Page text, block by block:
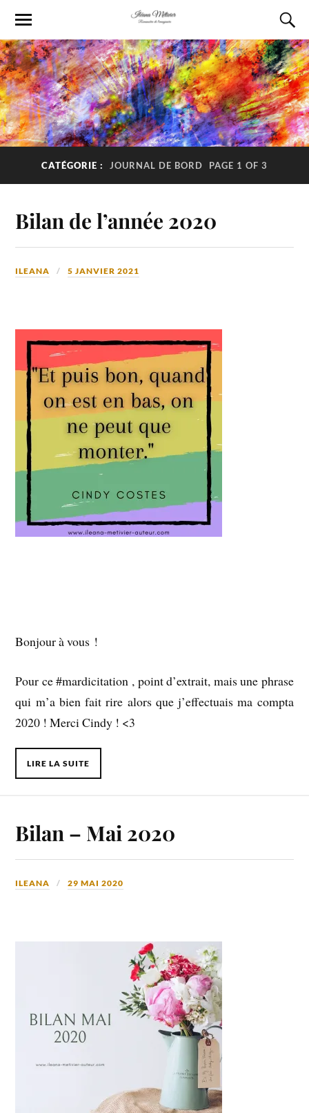
CATÉGORIE : JOURNAL DE BORD PAGE 1 OF 3
Bilan de l’année 2020
ILEANA 5 JANVIER 2021
Bonjour à vous !
Pour ce #mardicitation , point d’extrait, mais une phrase
qui m’a bien fait rire alors que j’effectuais ma compta
2020 ! Merci Cindy ! <3
LIRE LA SUITE
Bilan – Mai 2020
ILEANA 29 MAI 2020